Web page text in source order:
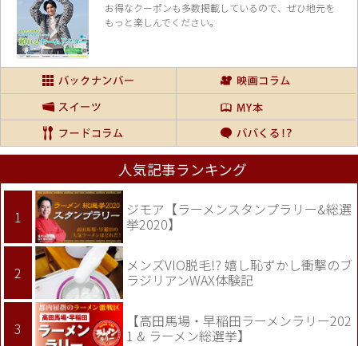
お得なクーポンも多数掲載しているので、 ぜひ地元を
もっと楽しんでください。
人気記事ランキング
ジモア【ラーメンスタンプラリー&総選
挙2020】
メンズVIO脱毛!? 嬉し恥ずかし衝撃のブ
ラジリアンWAX体験記
【高田馬場・早稲田ラーメンラリー202
1 & ラーメン総選挙】